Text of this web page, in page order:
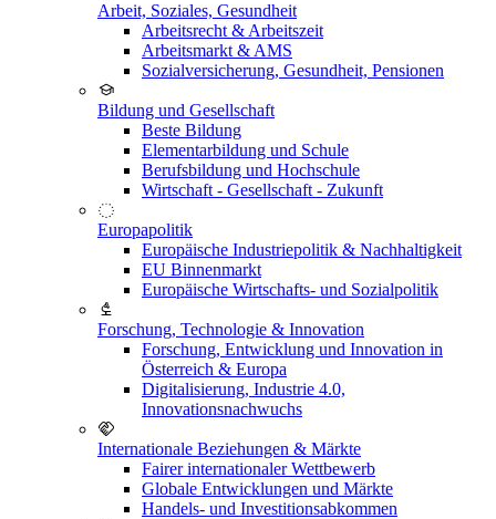
Arbeit, Soziales, Gesundheit
Arbeitsrecht & Arbeitszeit
Arbeitsmarkt & AMS
Sozialversicherung, Gesundheit, Pensionen
Bildung und Gesellschaft
Beste Bildung
Elementarbildung und Schule
Berufsbildung und Hochschule
Wirtschaft - Gesellschaft - Zukunft
Europapolitik
Europäische Industriepolitik & Nachhaltigkeit
EU Binnenmarkt
Europäische Wirtschafts- und Sozialpolitik
Forschung, Technologie & Innovation
Forschung, Entwicklung und Innovation in
Österreich & Europa
Digitalisierung, Industrie 4.0,
Innovationsnachwuchs
Internationale Beziehungen & Märkte
Fairer internationaler Wettbewerb
Globale Entwicklungen und Märkte
Handels- und Investitionsabkommen